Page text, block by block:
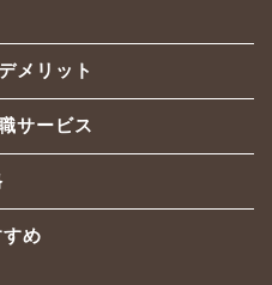
メリット
サービス
め